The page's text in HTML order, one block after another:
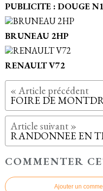
PUBLICITE : DOUGE
BRUNEAU 2HP
RENAULT V72
COMMENTER
Ajouter un